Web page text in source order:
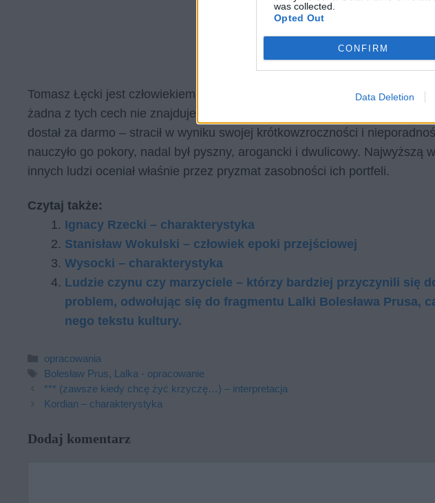
was collected.
Opted Out
CONFIRM
Data Deletion
Tomasz Łęcki jest człowiekiem, który chce być uważany za wielkiego,
żadna z tych cech nie znajduje potwierdzenia w jego charakterze. Na nic
dostał za darmo – stracił w wyniku swojej krótkowzroczności i
nauczyło go pokory, nadal był pyszny, arogancki i dwulicowy. Najwyższą
innych ludzi oceniał właśnie przez pryzmat zasobności ich portfeli.
Czytaj także:
Ignacy Rzecki – charakterystyka
Stanisław Wokulski – człowiek epoki przejściowej
Wysocki – charakterystyka
Lu­dzie czy­nu czy ma­rzy­cie­le – któ­rzy bar­dziej przy­czy­ni­li się
pro­blem, od­wo­łu­jąc się do frag­men­tu Lalki Bolesława Prusa,
ne­go tek­stu kul­tu­ry.
Kategorie
opracowania
Tagi
Bolesław Prus, Lalka - opracowanie
*** (zawsze kiedy chcę żyć krzyczę…) – interpretacja
Kordian – charakterystyka
Dodaj komentarz